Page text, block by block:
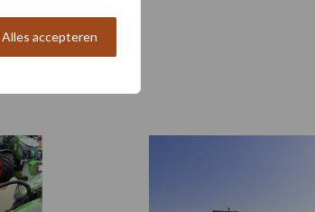
Alles accepteren